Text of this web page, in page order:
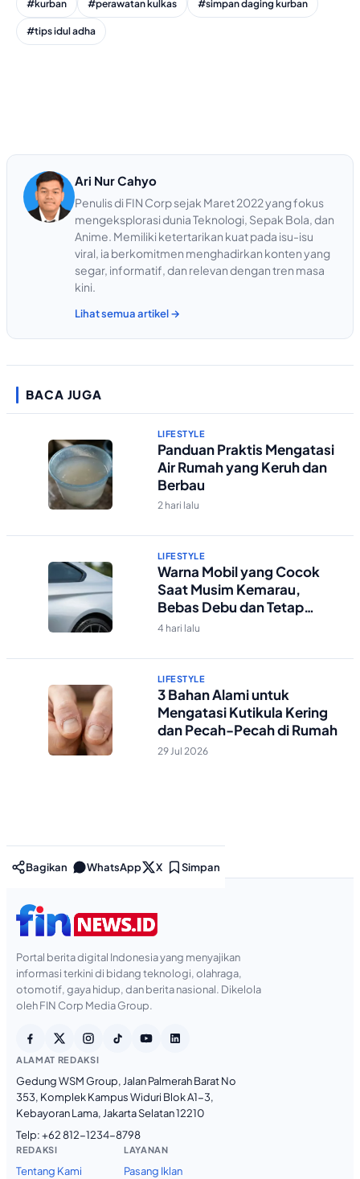
#kurban #perawatan kulkas #simpan daging kurban
#tips idul adha
Ari Nur Cahyo
Penulis di FIN Corp sejak Maret 2022 yang fokus
mengeksplorasi dunia Teknologi, Sepak Bola, dan
Anime. Memiliki ketertarikan kuat pada isu-isu
viral, ia berkomitmen menghadirkan konten yang
segar, informatif, dan relevan dengan tren masa
kini.
Lihat semua artikel →
BACA JUGA
LIFESTYLE
Panduan Praktis Mengatasi
Air Rumah yang Keruh dan
Berbau
2 hari lalu
LIFESTYLE
Warna Mobil yang Cocok
Saat Musim Kemarau,
Bebas Debu dan Tetap
Kelihatan Bersih
4 hari lalu
LIFESTYLE
3 Bahan Alami untuk
Mengatasi Kutikula Kering
dan Pecah-Pecah di Rumah
29 Jul 2026
Bagikan WhatsApp X Simpan
Portal berita digital Indonesia yang menyajikan
informasi terkini di bidang teknologi, olahraga,
otomotif, gaya hidup, dan berita nasional. Dikelola
oleh FIN Corp Media Group.
ALAMAT REDAKSI
Gedung WSM Group, Jalan Palmerah Barat No
353, Komplek Kampus Widuri Blok A1-3,
Kebayoran Lama, Jakarta Selatan 12210
Telp:+62 812-1234-8798
REDAKSI
Tentang Kami
LAYANAN
Pasang Iklan